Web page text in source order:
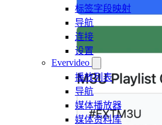
标签字段映射
导航
连接
设置
Evervideo
播放列表
导航
媒体播放器
媒体资料库